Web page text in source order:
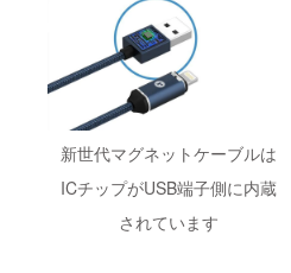
新世代マグネットケーブルは
ICチップがUSB端子側に内蔵
されています